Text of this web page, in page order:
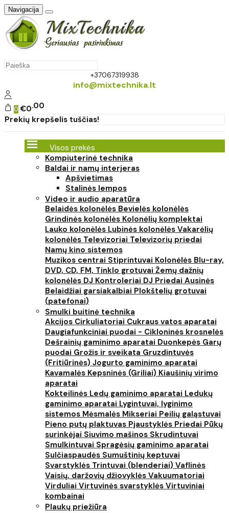
Navigacija
+37067319938
info@mixtechnika.lt
0 €0 00
Prekių krepšelis tuščias!
Visos prekės
Kompiuterinė technika
Baldai ir namų interjeras
Apšvietimas
Stalinės lempos
Video ir audio aparatūra
Belaidės kolonėlės Bevielės kolonėlės
Grindinės kolonėlės Kolonėlių komplektai
Lauko kolonėlės Lubinės kolonėlės Vakarėlių
kolonėlės Televizoriai Televizorių priedai
Namų kino sistemos
Muzikos centrai Stiprintuvai Kolonėlės Blu-ray,
DVD, CD, FM, Tinklo grotuvai Žemų dažnių
kolonėlės DJ Kontroleriai DJ Priedai Ausinės
Belaidžiai garsiakalbiai Plokštelių grotuvai
(patefonai)
Smulki buitinė technika
Akcijos Cirkuliatoriai Cukraus vatos aparatai
Daugiafunkciniai puodai - Cikloninės krosnelės
Dešrainių gaminimo aparatai Duonkepės Garų
puodai Grožis ir sveikata Gruzdintuvės
(Fritiūrinės) Jogurto gaminimo aparatai
Kavamalės Kepsninės (Griliai) Kiaušinių virimo
aparatai
Kokteilinės Ledų gaminimo aparatai Ledukų
gaminimo aparatai Lygintuvai, lyginimo
sistemos Mėsmalės Mikseriai Peilių galąstuvai
Pieno putų plaktuvas Pjaustyklės Priedai Pūkų
surinkėjai Siuvimo mašinos Skrudintuvai
Smulkintuvai Spragėsių gaminimo aparatai
Sulčiaspaudės Sumuštinių keptuvai
Svarstyklės Trintuvai (blenderiai) Vaflinės
Vaisių, daržovių džiovyklės Vakuumatoriai
Virduliai Virtuvinės svarstyklės Virtuviniai
kombainai
Plaukų priežiūra